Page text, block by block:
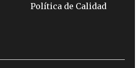
Política de Calidad